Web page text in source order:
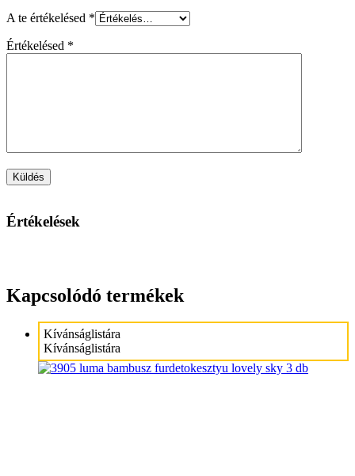
A te értékelésed *
Értékelésed *
Értékelések
Kapcsolódó termékek
Kívánságlistára
Kívánságlistára